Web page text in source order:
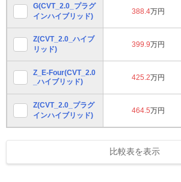
G(CVT_2.0_プラグ
インハイブリッド)
388.4万円
Z(CVT_2.0_ハイブ
リッド)
399.9万円
Z_E-Four(CVT_2.0
_ハイブリッド)
425.2万円
Z(CVT_2.0_プラグ
インハイブリッド)
464.5万円
比較表を表示